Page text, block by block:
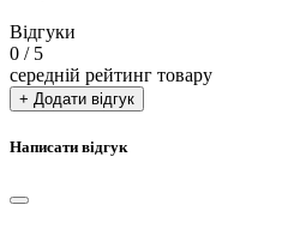
Відгуки
0 / 5
середній рейтинг товару
+ Додати відгук
Написати відгук